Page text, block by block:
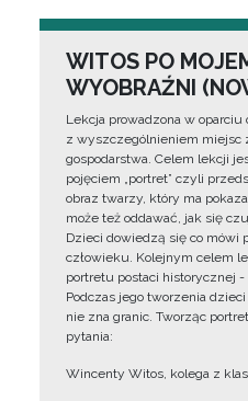
WITOS PO
WYOBRAŹNI
Lekcja prowadzona w
z wyszczególnieniem miejsc
gospodarstwa. Celem lekcji
pojęciem „portret” czyli
obraz twarzy, który ma
może też oddawać, jak się
Dzieci dowiedzą się co mówi
człowieku. Kolejnym celem
portretu postaci historycznej
Podczas jego tworzenia
nie zna granic. Tworząc
pytania:
Wincenty Witos, kolega z